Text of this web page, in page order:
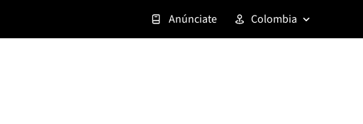
Anúnciate Colombia